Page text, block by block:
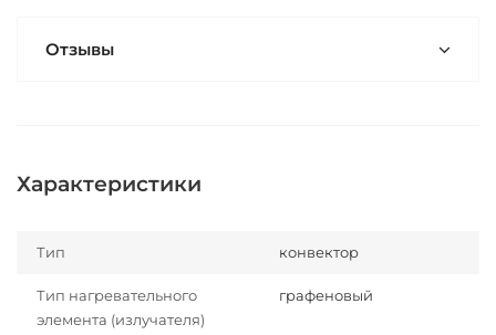
Отзывы
Характеристики
Тип конвектор
Тип нагревательного
элемента (излучателя)
графеновый